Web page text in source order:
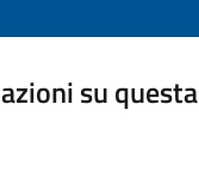
su questa